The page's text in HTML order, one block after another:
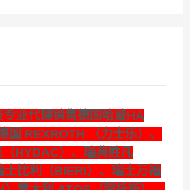
专业代理销售德国哈威HA
国 REXROTH （力士乐）、
HYDAC）、瑞典胜凡
士比利（BIERI）、瑞士万福